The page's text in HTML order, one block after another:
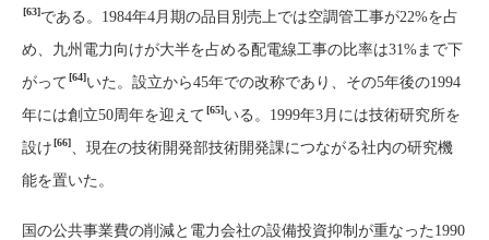
[63]である。1984年4月期の品目別売上では空調管工事が22%を占
め、九州電力向けが大半を占める配電線工事の比率は31%まで下
がって[64]いた。設立から45年での改称であり、その5年後の1994
年には創立50周年を迎えて[65]いる。1999年3月には技術研究所を
設け[66]
、現在の技術開発部技術開発課につながる社内の研究機
能を置いた。
国の公共事業費の削減と電力会社の設備投資抑制が重なった1990